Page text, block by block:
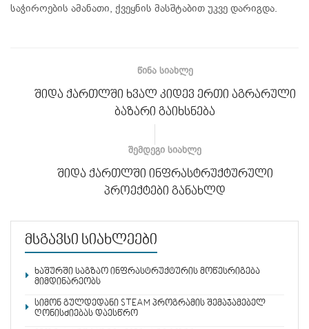
საჭიროების ამანათი, ქვეყნის მასშტაბით უკვე დარიგდა.
ᲬᲘᲜᲐ ᲡᲘᲐᲮᲚᲔ
შიდა ქართლში ხვალ კიდევ ერთი აგრარული
ბაზარი გაიხსნება
ᲨᲔᲛᲓᲔᲒᲘ ᲡᲘᲐᲮᲚᲔ
შიდა ქართლში ინფრასტრუქტურული
პროექტები განახლდ
მსგავსი სიახლეები
ხაშურში საგზაო ინფრასტრუქტურის მოწესრიგება
მიმდინარეობს
სიმონ გულდედანი STEAM პროგრამის შემაჯამებელ
ღონისძიებას დაესწრო